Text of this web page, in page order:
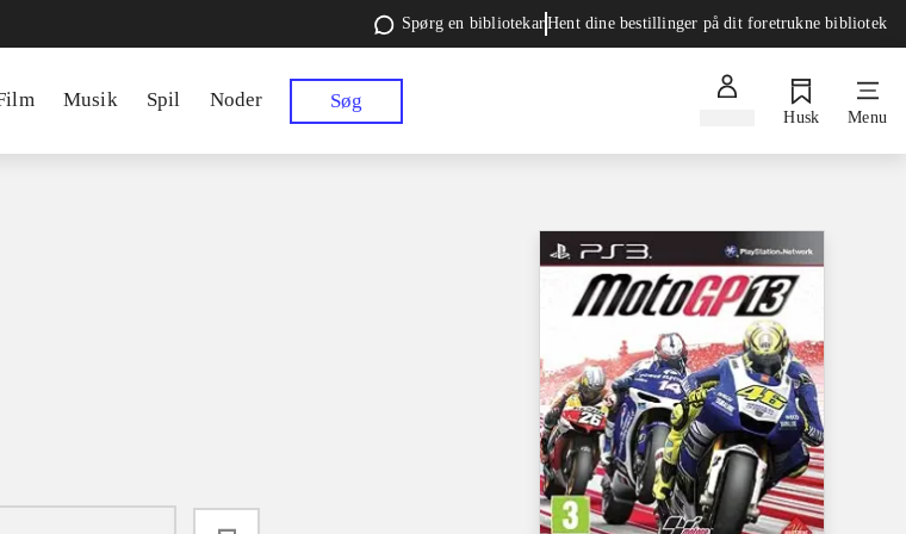
Spørg en bibliotekarHent dine bestillinger på dit foretrukne bibliotek
Musik Spil Noder Søg
Husk Menu